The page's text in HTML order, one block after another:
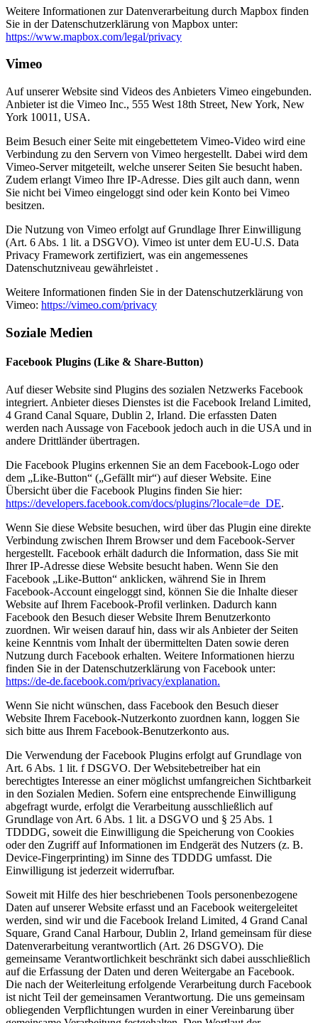
Weitere Informationen zur Datenverarbeitung durch Mapbox finden
Sie in der Datenschutzerklärung von Mapbox unter:
https://www.mapbox.com/legal/privacy
Vimeo
Auf unserer Website sind Videos des Anbieters Vimeo eingebunden.
Anbieter ist die Vimeo Inc., 555 West 18th Street, New York, New
York 10011, USA.
Beim Besuch einer Seite mit eingebettetem Vimeo-Video wird eine
Verbindung zu den Servern von Vimeo hergestellt. Dabei wird dem
Vimeo-Server mitgeteilt, welche unserer Seiten Sie besucht haben.
Zudem erlangt Vimeo Ihre IP-Adresse. Dies gilt auch dann, wenn
Sie nicht bei Vimeo eingeloggt sind oder kein Konto bei Vimeo
besitzen.
Die Nutzung von Vimeo erfolgt auf Grundlage Ihrer Einwilligung
(Art. 6 Abs. 1 lit. a DSGVO). Vimeo ist unter dem EU-U.S. Data
Privacy Framework zertifiziert, was ein angemessenes
Datenschutzniveau gewährleistet .
Weitere Informationen finden Sie in der Datenschutzerklärung von
Vimeo: https://vimeo.com/privacy
Soziale Medien
Facebook Plugins (Like & Share-Button)
Auf dieser Website sind Plugins des sozialen Netzwerks Facebook
integriert. Anbieter dieses Dienstes ist die Facebook Ireland Limited,
4 Grand Canal Square, Dublin 2, Irland. Die erfassten Daten
werden nach Aussage von Facebook jedoch auch in die USA und in
andere Drittländer übertragen.
Die Facebook Plugins erkennen Sie an dem Facebook-Logo oder
dem „Like-Button“ („Gefällt mir“) auf dieser Website. Eine
Übersicht über die Facebook Plugins finden Sie hier:
https://developers.facebook.com/docs/plugins/?locale=de_DE.
Wenn Sie diese Website besuchen, wird über das Plugin eine direkte
Verbindung zwischen Ihrem Browser und dem Facebook-Server
hergestellt. Facebook erhält dadurch die Information, dass Sie mit
Ihrer IP-Adresse diese Website besucht haben. Wenn Sie den
Facebook „Like-Button“ anklicken, während Sie in Ihrem
Facebook-Account eingeloggt sind, können Sie die Inhalte dieser
Website auf Ihrem Facebook-Profil verlinken. Dadurch kann
Facebook den Besuch dieser Website Ihrem Benutzerkonto
zuordnen. Wir weisen darauf hin, dass wir als Anbieter der Seiten
keine Kenntnis vom Inhalt der übermittelten Daten sowie deren
Nutzung durch Facebook erhalten. Weitere Informationen hierzu
finden Sie in der Datenschutzerklärung von Facebook unter:
https://de-de.facebook.com/privacy/explanation.
Wenn Sie nicht wünschen, dass Facebook den Besuch dieser
Website Ihrem Facebook-Nutzerkonto zuordnen kann, loggen Sie
sich bitte aus Ihrem Facebook-Benutzerkonto aus.
Die Verwendung der Facebook Plugins erfolgt auf Grundlage von
Art. 6 Abs. 1 lit. f DSGVO. Der Websitebetreiber hat ein
berechtigtes Interesse an einer möglichst umfangreichen Sichtbarkeit
in den Sozialen Medien. Sofern eine entsprechende Einwilligung
abgefragt wurde, erfolgt die Verarbeitung ausschließlich auf
Grundlage von Art. 6 Abs. 1 lit. a DSGVO und § 25 Abs. 1
TDDDG, soweit die Einwilligung die Speicherung von Cookies
oder den Zugriff auf Informationen im Endgerät des Nutzers (z. B.
Device-Fingerprinting) im Sinne des TDDDG umfasst. Die
Einwilligung ist jederzeit widerrufbar.
Soweit mit Hilfe des hier beschriebenen Tools personenbezogene
Daten auf unserer Website erfasst und an Facebook weitergeleitet
werden, sind wir und die Facebook Ireland Limited, 4 Grand Canal
Square, Grand Canal Harbour, Dublin 2, Irland gemeinsam für diese
Datenverarbeitung verantwortlich (Art. 26 DSGVO). Die
gemeinsame Verantwortlichkeit beschränkt sich dabei ausschließlich
auf die Erfassung der Daten und deren Weitergabe an Facebook.
Die nach der Weiterleitung erfolgende Verarbeitung durch Facebook
ist nicht Teil der gemeinsamen Verantwortung. Die uns gemeinsam
obliegenden Verpflichtungen wurden in einer Vereinbarung über